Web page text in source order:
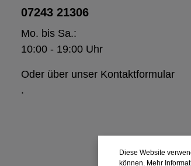
07243 21306
Mo. bis Sa.:
10:00 - 19:00 Uhr
Oder über unser Kontaktformular
.
Diese Website
können. Mehr